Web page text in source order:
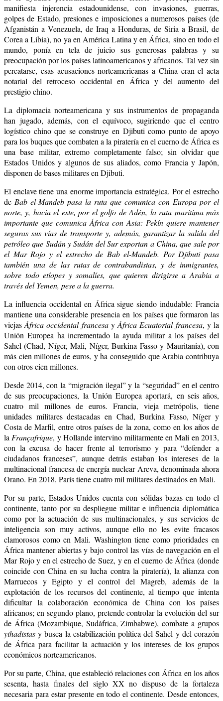
manifiesta injerencia estadounidense, con invasiones, guerras,
golpes de Estado, presiones e imposiciones a numerosos países (de
Afganistán a Venezuela, de Iraq a Honduras, de Siria a Brasil, de
Corea a Libia), no ya en América Latina y en África, sino en todo el
mundo, ponía en tela de juicio sus generosas palabras y su
preocupación por los países latinoamericanos y africanos. Tal vez sin
percatarse, esas acusaciones norteamericanas a China eran el acta
notarial del retroceso occidental en África y del aumento del
prestigio chino.
La diplomacia norteamericana y sus instrumentos de propaganda
han jugado, además, con el equívoco, sugiriendo que el centro
logístico chino que se construye en Djibuti como punto de apoyo
para los buques que combaten a la piratería en el cuerno de África es
una base militar, extremo completamente falso; sin olvidar que
Estados Unidos y algunos de sus aliados, como Francia y Japón,
disponen de bases militares en Djibuti.
El enclave tiene una enorme importancia estratégica. Por el estrecho
de Bab el-Mandeb pasa la ruta que comunica con Europa por el
norte, y, hacia el este, por el golfo de Adén, la ruta marítima más
importante que comunica África con Asia: Pekín quiere mantener
seguras sus vías de transporte y, además, garantizar la salida del
petróleo que Sudán y Sudán del Sur exportan a China, que sale por
el Mar Rojo y el estrecho de Bab el-Mandeb. Por Djibuti pasa
también una de las rutas de contrabandistas, y de inmigrantes,
sobre todo etíopes y somalíes, que quieren dirigirse a Arabia a
través del Yemen, pese a la guerra.
La influencia occidental en África sigue siendo indudable: Francia
mantiene una considerable presencia en los países que formaron las
viejasÁfrica occidental francesayÁfrica Ecuatorial francesa, y la
Unión Europea ha incrementado la ayuda militar a los países del
Sahel (Chad, Níger,Mali, Níger, Burkina Fasso y Mauritania), con
más cien millones de euros, y ha conseguido que Arabia contribuya
con otros cien millones.
Desde 2014, con la “migración ilegal” y la “seguridad” en el centro
de sus preocupaciones, la Unión Europea aportará, en seis años,
cuatro mil millones de euros. Francia, vieja metrópolis, tiene
unidades militares destacadas en Chad, Burkina Fasso, Níger y
Costa de Marfil, entre otros países de la zona, como en los años de
la Françafrique, y Hollande intervino militarmente en Mali en 2013,
con la excusa de hacer frente al terrorismo y para “defender a
ciudadanos franceses”, aunque detrás estaban los intereses de la
multinacional francesa de energía nuclear Areva, denominada ahora
Orano. En 2018, París tiene cuatro mil militares destinados en Mali.
Por su parte, Estados Unidos cuenta con sólidas bazas en todo el
continente, tanto por su despliegue militar e influencia diplomática
como por la actuación de sus multinacionales, y sus servicios de
inteligencia son muy activos, aunque ello no les evite fracasos
clamorosos como en Mali. Washington tiene como prioridades en
África mantener abiertas y bajo control las vías de navegación en el
Mar Rojo y en el estrecho de Suez, y en el cuerno de África (donde
coincide con China en su lucha contra la piratería), la alianza con
Marruecos y Egipto y el control del Magreb, además de la
explotación de los recursos del continente, al tiempo que intenta
dificultar la colaboración económica de China con los países
africanos; en segundo plano, pretende controlar la evolución del sur
de África (Mozambique, Sudáfrica, Zimbabwe), combate a grupos
yihadistas y busca la estabilización política del Sahel y del corazón
de África para facilitar la actuación y los intereses de los grupos
económicos norteamericanos.
Por su parte, China, que estableció relaciones con África en los años
sesenta, hasta finales del siglo XX no dispuso de la fortaleza
necesaria para estar presente en todo el continente. Desde entonces,